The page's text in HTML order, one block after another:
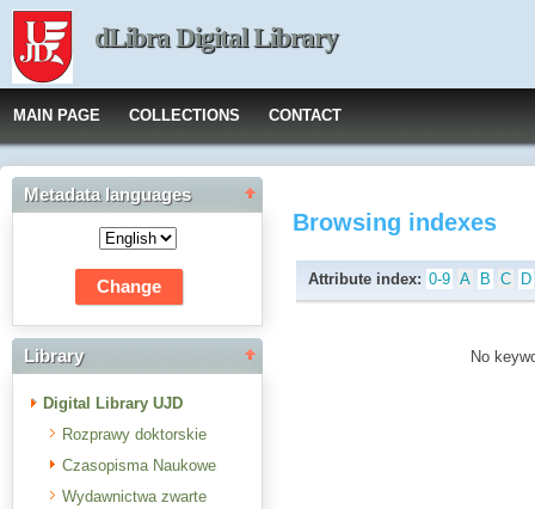
dLibra Digital Library
MAIN PAGE COLLECTIONS CONTACT
Metadata languages
Library
Digital Library UJD
Rozprawy doktorskie
Czasopisma Naukowe
Wydawnictwa zwarte
Browsing indexes
Attribute index: 0-9 A B C D
No